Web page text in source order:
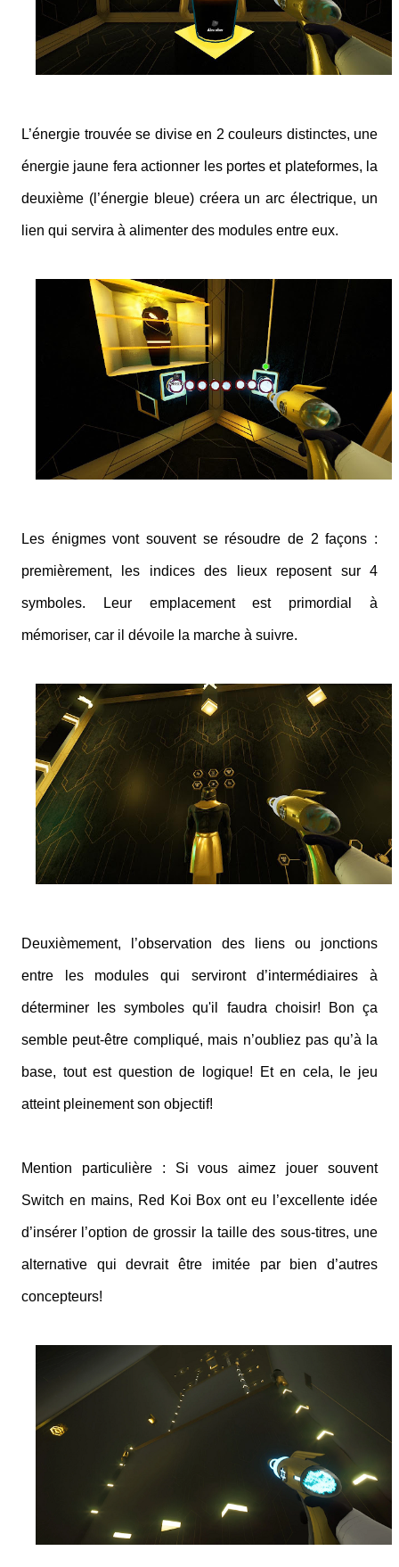
L’énergie trouvée se divise en 2 couleurs distinctes, une
énergie jaune fera actionner les portes et plateformes, la
deuxième (l’énergie bleue) créera un arc électrique, un
lien qui servira à alimenter des modules entre eux.
Les énigmes vont souvent se résoudre de 2 façons :
premièrement, les indices des lieux reposent sur 4
symboles. Leur emplacement est primordial à
mémoriser, car il dévoile la marche à suivre.
Deuxièmement, l’observation des liens ou jonctions
entre les modules qui serviront d’intermédiaires à
déterminer les symboles qu'il faudra choisir! Bon ça
semble peut-être compliqué, mais n’oubliez pas qu’à la
base, tout est question de logique! Et en cela, le jeu
atteint pleinement son objectif!
Mention particulière : Si vous aimez jouer souvent
Switch en mains, Red Koi Box ont eu l’excellente idée
d’insérer l’option de grossir la taille des sous-titres, une
alternative qui devrait être imitée par bien d’autres
concepteurs!